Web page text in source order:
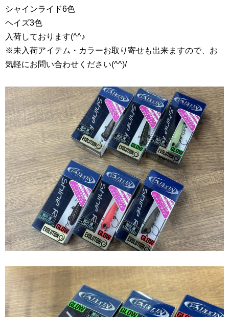
シャインライド6色
ヘイズ3色
入荷しております(^^♪
※未入荷アイテム・カラーお取り寄せも出来ますので、お
気軽にお問い合わせください(^^)/